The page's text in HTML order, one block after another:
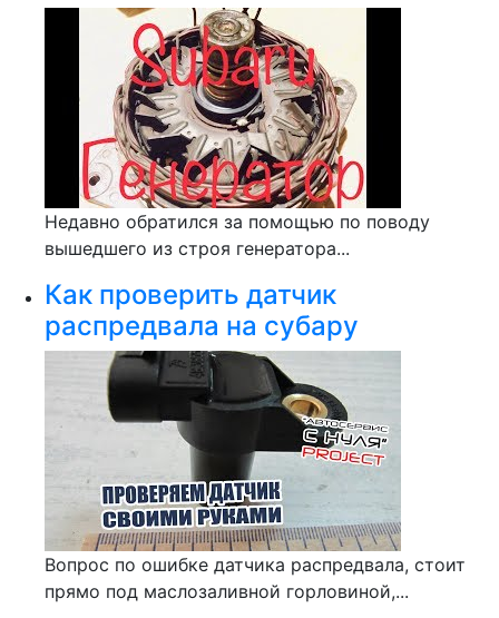
Недавно обратился за помощью по поводу
вышедшего из строя генератора...
Как проверить датчик
распредвала на субару
Вопрос по ошибке датчика распредвала, стоит
прямо под маслозаливной горловиной,...